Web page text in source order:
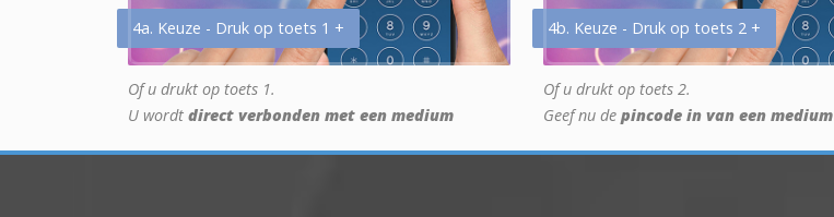
4a. Keuze - Druk op toets 1 +
Of u drukt op toets 1.
U wordt direct verbonden met een medium
4b. Keuze - Druk op toets 2 +
Of u drukt op toets 2.
Geef nu de pincode in van een medium